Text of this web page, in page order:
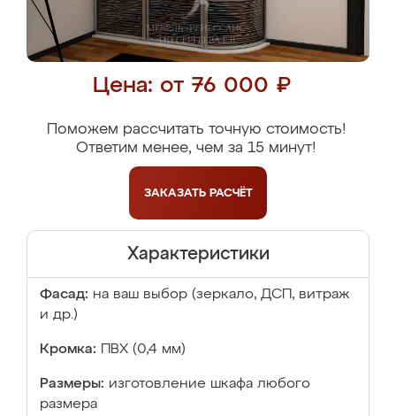
Цена: от 76 000 ₽
Поможем рассчитать точную стоимость!
Ответим менее, чем за 15 минут!
ЗАКАЗАТЬ РАСЧЁТ
Характеристики
Фасад: на ваш выбор (зеркало, ДСП, витраж
и др.)
Кромка: ПВХ (0,4 мм)
Размеры: изготовление шкафа любого
размера